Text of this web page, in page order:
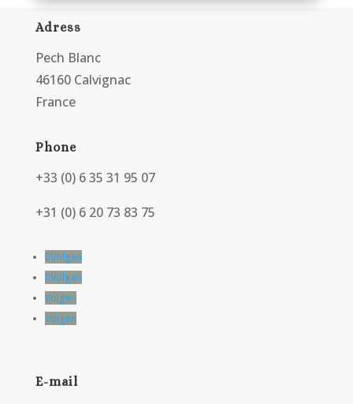
Adress
Pech Blanc
46160 Calvignac
France
Phone
+33 (0) 6 35 31 95 07
+31 (0) 6 20 73 83 75
Volgen
Volgen
Volgen
Volgen
E-mail